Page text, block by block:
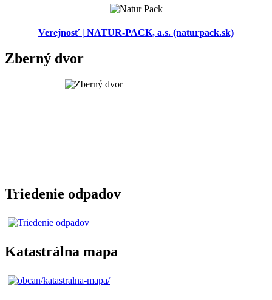
Verejnosť | NATUR-PACK, a.s. (naturpack.sk)
Zberný dvor
Triedenie odpadov
Katastrálna mapa